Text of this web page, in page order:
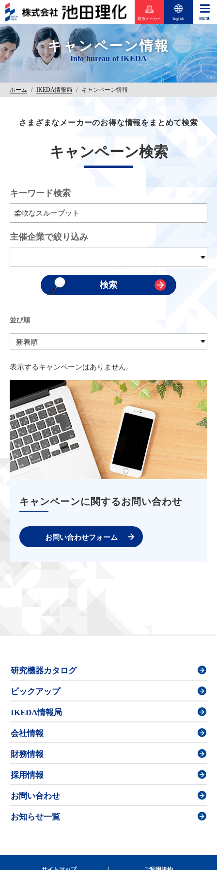
取扱メーカー English
キャンペーン情報
ホーム / IKEDA情報局 / キャンペーン情報
さまざまなメーカーのお得な情報をまとめて検索
キャンペーン検索
キーワード検索
主催企業で絞り込み
並び順
表示するキャンペーンはありません。
キャンペーンに関するお問い合わせ
お問い合わせフォーム
研究機器カタログ
ピックアップ
IKEDA情報局
会社情報
財務情報
採用情報
お問い合わせ
お知らせ一覧